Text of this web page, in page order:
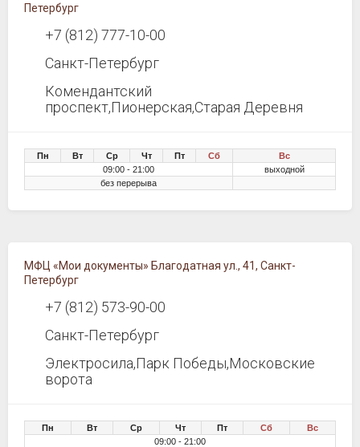
Петербург
+7 (812) 777-10-00
Санкт-Петербург
Комендантский
проспект,Пионерская,Старая Деревня
Пн Вт Ср Чт Пт Сб
Вс
09:00 - 21:00
выходной
без перерыва
МФЦ «Мои документы» Благодатная ул., 41, Санкт-
Петербург
+7 (812) 573-90-00
Санкт-Петербург
Электросила,Парк Победы,Московские
ворота
Пн Вт Ср Чт Пт Сб
Вс
09:00 - 21:00